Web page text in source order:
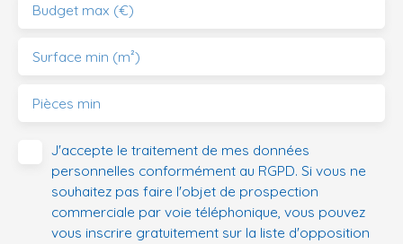
Budget max (€)
Surface min (m²)
Pièces min
J'accepte le traitement de mes données
personnelles conformément au RGPD. Si vous ne
souhaitez pas faire l'objet de prospection
commerciale par voie téléphonique, vous pouvez
vous inscrire gratuitement sur la liste d'opposition